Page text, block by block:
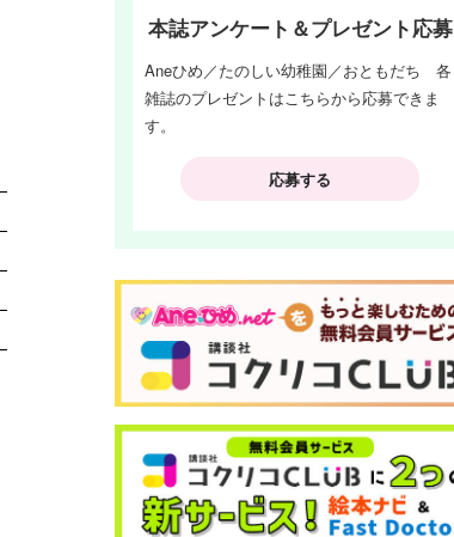
本誌アンケート＆プレゼント応募
Aneひめ／たのしい幼稚園／おともだち 各
雑誌のプレゼントはこちらから応募できま
す。
応募する